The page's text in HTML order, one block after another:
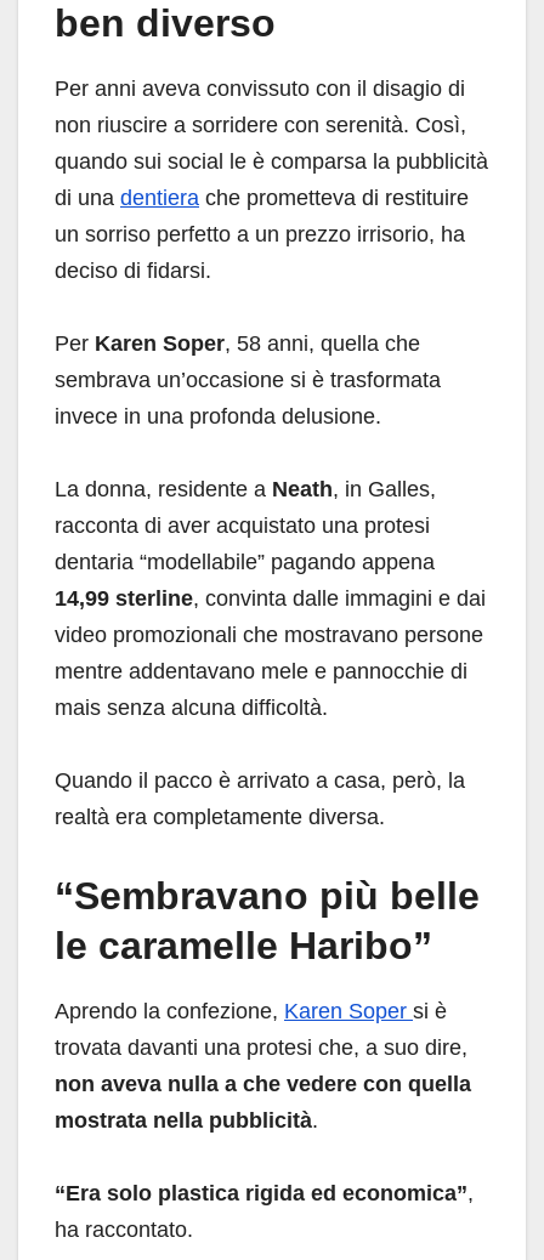
ben diverso
Per anni aveva convissuto con il disagio di
non riuscire a sorridere con serenità. Così,
quando sui social le è comparsa la pubblicità
di una dentiera che prometteva di restituire
un sorriso perfetto a un prezzo irrisorio, ha
deciso di fidarsi.
Per Karen Soper, 58 anni, quella che
sembrava un’occasione si è trasformata
invece in una profonda delusione.
La donna, residente a Neath, in Galles,
racconta di aver acquistato una protesi
dentaria “modellabile” pagando appena
14,99 sterline, convinta dalle immagini e dai
video promozionali che mostravano persone
mentre addentavano mele e pannocchie di
mais senza alcuna difficoltà.
Quando il pacco è arrivato a casa, però, la
realtà era completamente diversa.
“Sembravano più belle
le caramelle Haribo”
Aprendo la confezione, Karen Soper si è
trovata davanti una protesi che, a suo dire,
non aveva nulla a che vedere con quella
mostrata nella pubblicità.
“Era solo plastica rigida ed economica”,
ha raccontato.